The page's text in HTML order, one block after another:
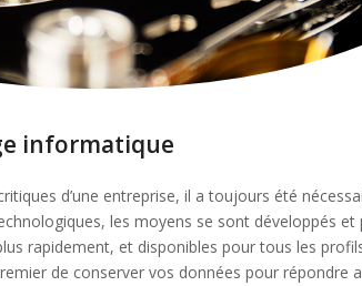
informatique
d’une entreprise, il a toujours été
les moyens se sont développés et
rapidement, et disponibles pour tous les
de conserver vos données pour répondre